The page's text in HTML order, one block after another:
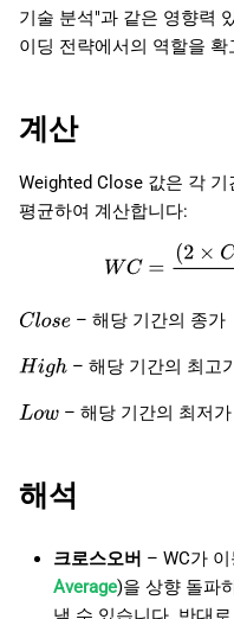
기술 분석"과 같은 영향력
이딩 전략에서의 역할을 확
계산
Weighted Close 값은 각
평균하여 계산합니다:
W
Close – 해당 기간의 종가
Hi gh – 해당 기간의 최고
Low – 해당 기간의 최저가
해석
크로스오버 – WC가
Average)을 상향 돌파